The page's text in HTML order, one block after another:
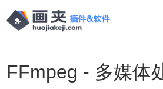
FFmpeg - 多媒体